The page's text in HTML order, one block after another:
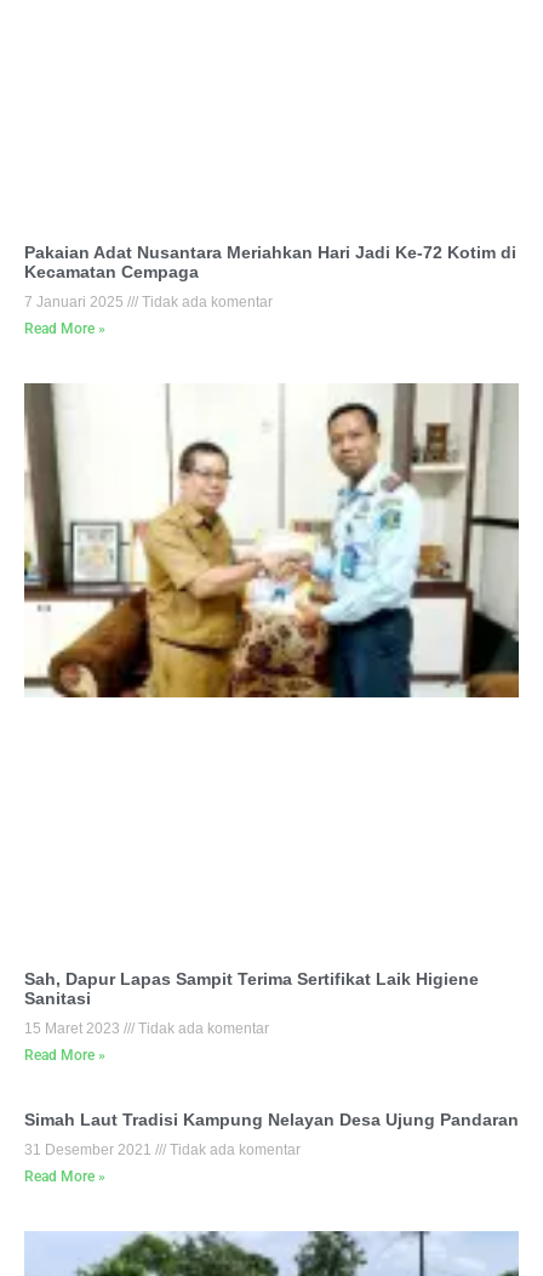
Pakaian Adat Nusantara Meriahkan Hari Jadi Ke-72 Kotim di
Kecamatan Cempaga
7 Januari 2025
Tidak ada komentar
Read More »
Sah, Dapur Lapas Sampit Terima Sertifikat Laik Higiene
Sanitasi
15 Maret 2023
Tidak ada komentar
Read More »
Simah Laut Tradisi Kampung Nelayan Desa Ujung Pandaran
31 Desember 2021
Tidak ada komentar
Read More »